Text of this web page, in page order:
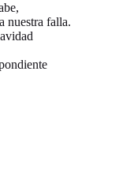
nuestra falla.